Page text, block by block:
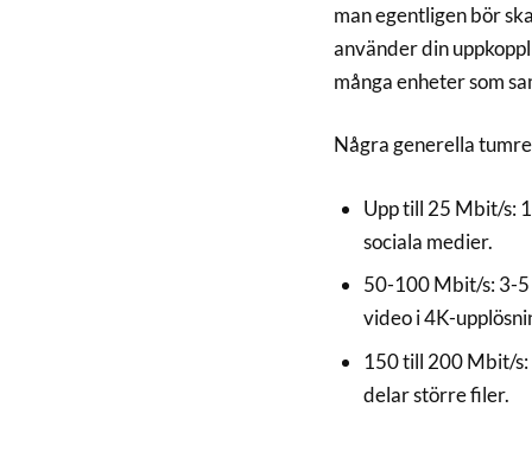
man egentligen bör
använder din
många enheter som
Några generella
Upp till 25 Mbit/s:
sociala medier.
50-100 Mbit/s: 3-5
video i 4K-
150 till 200 Mbit/
delar större filer.